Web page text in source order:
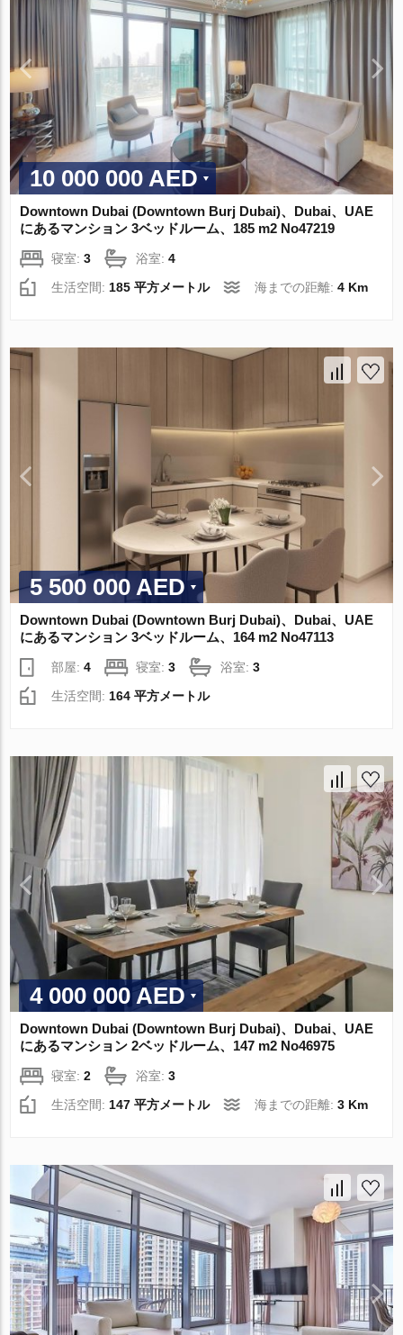
10 000 000 AED
Downtown Dubai (Downtown Burj Dubai)、Dubai、UAE
にあるマンション 3ベッドルーム、185 m2 No47219
寝室:3 浴室:4
生活空間:185 平方メートル 海までの距離:4 Km
5 500 000 AED
Downtown Dubai (Downtown Burj Dubai)、Dubai、UAE
にあるマンション 3ベッドルーム、164 m2 No47113
部屋:4 寝室:3 浴室:3
生活空間: 164 平方メートル
4 000 000 AED
Downtown Dubai (Downtown Burj Dubai)、Dubai、UAE
にあるマンション 2ベッドルーム、147 m2 No46975
寝室:2 浴室:3
生活空間: 147 平方メートル 海までの距離:3 Km